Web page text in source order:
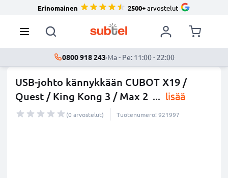
Erinomainen 2500+arvostelut
0800 918 243·Ma - Pe: 11:00 - 22:00
USB-johto kännykkään CUBOT X19 /
Quest / King Kong 3 / Max 2 ... lisää
(0 arvostelut) Tuotenumero: 921997